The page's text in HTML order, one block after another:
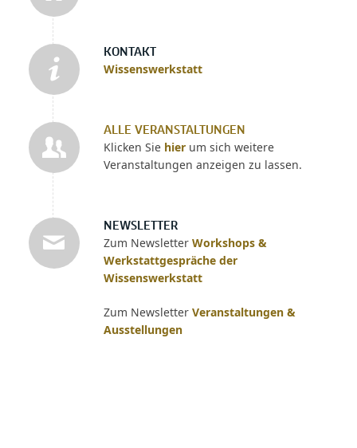
KONTAKT
Wissenswerkstatt
ALLE VERANSTALTUNGEN
Klicken Sie hierum sich weitere
Veranstaltungen anzeigen zu lassen.
NEWSLETTER
Zum Newsletter Workshops &
Werkstattgespräche der
Wissenswerkstatt
Zum Newsletter Veranstaltungen &
Ausstellungen